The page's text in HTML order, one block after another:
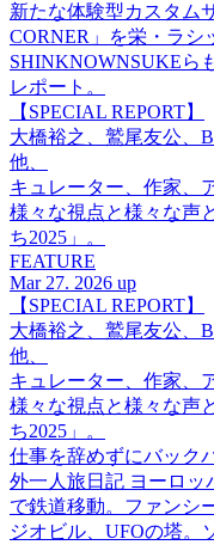
新たな体験型カスタム
CORNER」を栄・ラシ
SHINKNOWNSUKEら
レポート。
【SPECIAL REPORT】
大橋裕之、鷲尾友公、
他、
キュレーター、作家、
様々な視点と様々な声
ち2025」。
FEATURE
Mar 27. 2026 up
【SPECIAL REPORT】
大橋裕之、鷲尾友公、
他、
キュレーター、作家、
様々な視点と様々な声
ち2025」。
仕事を辞めずにバック
外一人旅日記 ヨーロッ
で鉄道移動。ファンシ
ジオビル、UFOの塔。